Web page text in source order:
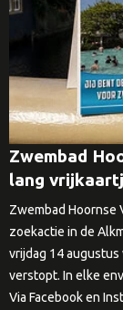
Zwembad
lang
Zwembad Hoornse
zoekactie in de
vrijdag 14
verstopt. In elke
Via Facebook en